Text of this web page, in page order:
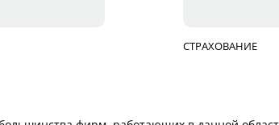
СТРАХОВАНИЕ